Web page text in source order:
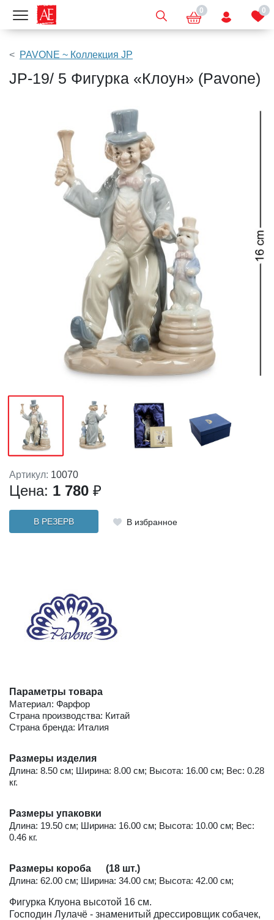
Показать меню 0 0
PAVONE ~ Коллекция JP
JP-19/ 5 Фигурка «Клоун» (Pavone)
Артикул: 10070
Цена: 1 780 ₽
В РЕЗЕРВ В избранное
Параметры товара
Материал: Фарфор
Страна производства: Китай
Страна бренда: Италия
Размеры изделия
Длина: 8.50 см; Ширина: 8.00 см; Высота: 16.00 см; Вес: 0.28
кг.
Размеры упаковки
Длина: 19.50 см; Ширина: 16.00 см; Высота: 10.00 см; Вес:
0.46 кг.
Размеры короба (18 шт.)
Длина: 62.00 см; Ширина: 34.00 см; Высота: 42.00 см;
Фигурка Клуона высотой 16 см.
Господин Лулачё - знаменитый дрессировщик собачек,